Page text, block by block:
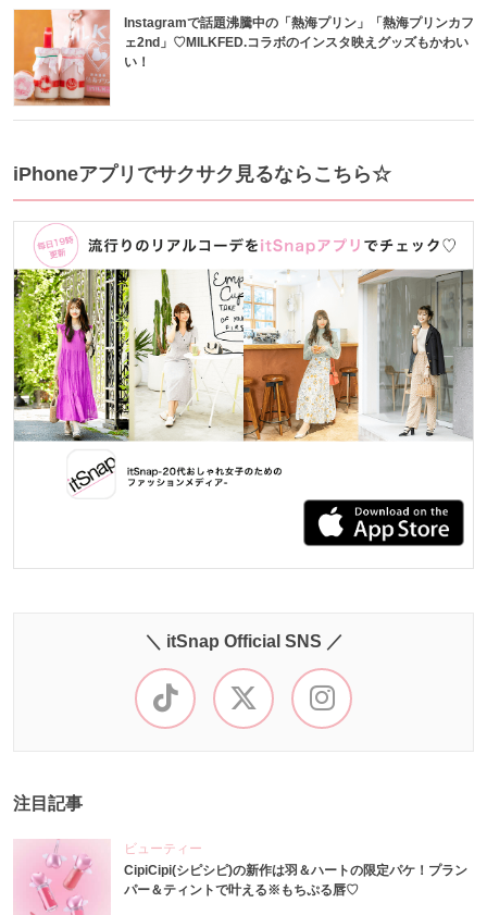
Instagramで話題沸騰中の「熱海プリン」「熱海プリンカフ
ェ2nd」♡MILKFED.コラボのインスタ映えグッズもかわい
い！
iPhoneアプリでサクサク見るならこちら☆
＼ itSnap Official SNS ／
注目記事
ビューティー
CipiCipi(シピシピ)の新作は羽＆ハートの限定パケ！プラン
パー＆ティントで叶える※もちぷる唇♡